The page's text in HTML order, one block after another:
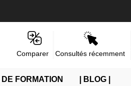
Consultés récemment
Comparer
FORMATION | BLOG |